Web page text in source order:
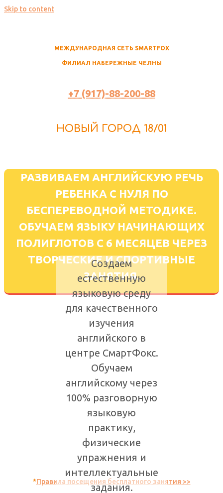
Skip to content
МЕЖДУНАРОДНАЯ СЕТЬ SMARTFOX
ФИЛИАЛ НАБЕРЕЖНЫЕ ЧЕЛНЫ
+7 (917)-88-200-88
НОВЫЙ ГОРОД 18/01
РАЗВИВАЕМ АНГЛИЙСКУЮ РЕЧЬ
РЕБЕНКА С НУЛЯ ПО
БЕСПЕРЕВОДНОЙ МЕТОДИКЕ.
ОБУЧАЕМ ЯЗЫКУ НАЧИНАЮЩИХ
ПОЛИГЛОТОВ С 6 МЕСЯЦЕВ ЧЕРЕЗ
ТВОРЧЕСКИЕ И СПОРТИВНЫЕ
ЗАНЯТИЯ.
Создаем
естественную
языковую среду
для качественного
изучения
английского в
центре СмартФокс.
Обучаем
английскому через
100% разговорную
языковую
практику,
физические
упражнения и
интеллектуальные
задания.
ЗАПИСАТЬСЯ НА АНГЛИЙСКИЙ С НУЛЯ
*Правила посещения бесплатного занятия >>